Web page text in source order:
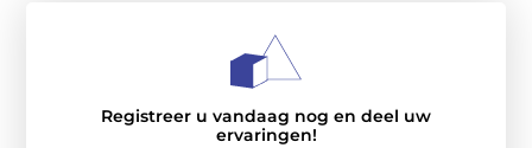
Registreer u vandaag nog en deel uw
ervaringen!